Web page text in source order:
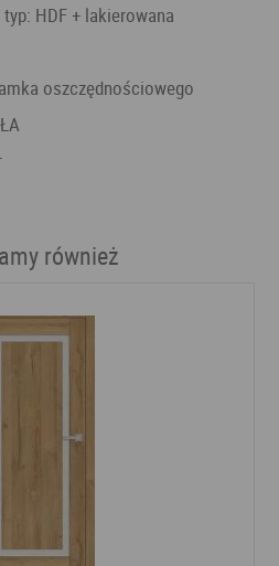
typ: HDF + lakierowana
oszczędnościowego
również